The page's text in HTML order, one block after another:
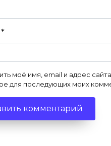
*
моё имя, email и адрес
для последующих моих